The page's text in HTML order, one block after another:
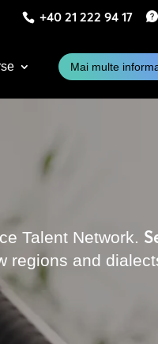
+40 21 222 94 17
Mai multe
Talent Network.
regions and